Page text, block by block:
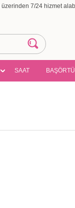
üzerinden 7/24 hizmet
SAAT